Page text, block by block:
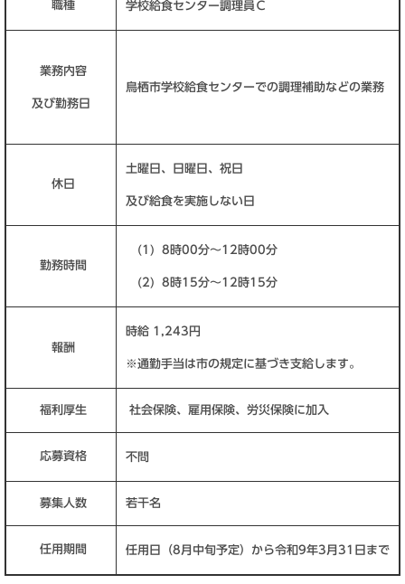
職種 学校給食センター調理員Ｃ
業務内容
及び勤務日
鳥栖市学校給食センターでの調理補助などの業務
休日
土曜日、日曜日、祝日
及び給食を実施しない日
勤務時間
(1) 8時00分～12時00分
(2) 8時15分～12時15分
報酬
時給 1,243円
※通勤手当は市の規定に基づき支給します。
福利厚生 社会保険、雇用保険、労災保険に加入
応募資格 不問
募集人数 若干名
任用期間 任用日（8月中旬予定）から令和9年3月31日まで